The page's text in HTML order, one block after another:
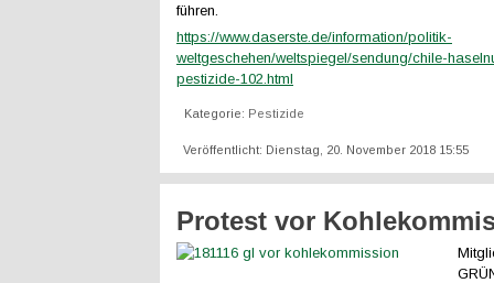
führen.
https://www.daserste.de/information/politik-
weltgeschehen/weltspiegel/sendung/chile-
pestizide-102.html
Kategorie: Pestizide
Veröffentlicht: Dienstag, 20. November 2018 15:55
Protest vor